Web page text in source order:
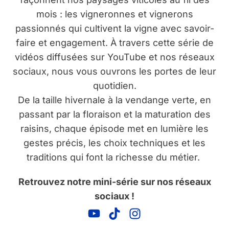
mois : les vigneronnes et vignerons
passionnés qui cultivent la vigne avec savoir-
faire et engagement. À travers cette série de
vidéos diffusées sur YouTube et nos réseaux
sociaux, nous vous ouvrons les portes de leur
quotidien.
De la taille hivernale à la vendange verte, en
passant par la floraison et la maturation des
raisins, chaque épisode met en lumière les
gestes précis, les choix techniques et les
traditions qui font la richesse du métier.
Retrouvez notre mini-série sur nos réseaux
sociaux !